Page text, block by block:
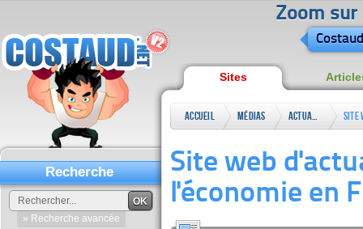
Zoom sur
Sites
Accueil Médias Actualité
Site
Actu
Site web
l'économie en
Recherche
OK
» Recherche avancée